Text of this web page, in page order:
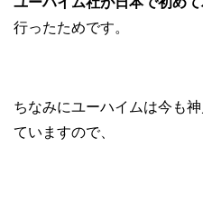
行ったためです。
ちなみにユーハイムは今も
ていますので、